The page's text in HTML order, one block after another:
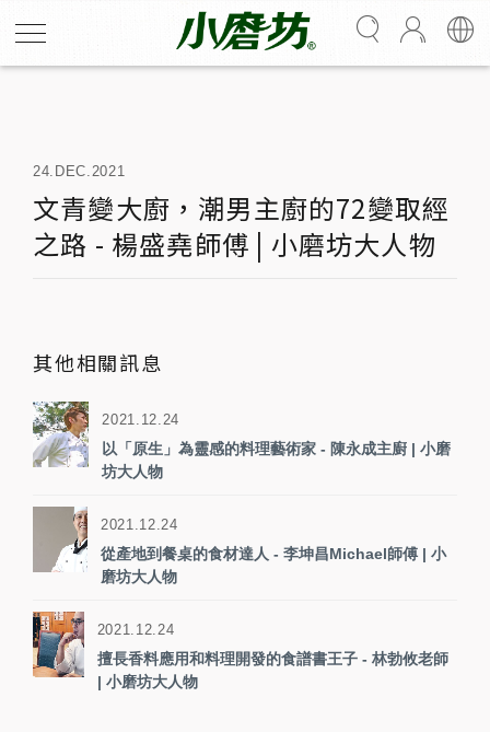
Latest News
最新消息
24.DEC.2021
文青變大廚，潮男主廚的72變取經
之路 - 楊盛堯師傅 | 小磨坊大人物
其他相關訊息
2021.12.24
以「原生」為靈感的料理藝術家 - 陳永成主廚 | 小磨
坊大人物
2021.12.24
從產地到餐桌的食材達人 - 李坤昌Michael師傅 | 小
磨坊大人物
2021.12.24
擅長香料應用和料理開發的食譜書王子 - 林勃攸老師
| 小磨坊大人物